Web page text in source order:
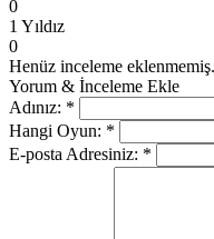
0
1 Yıldız
0
Henüz inceleme eklenmemiş.
Yorum & İnceleme Ekle
Adınız: *
Hangi Oyun: *
E-posta Adresiniz: *